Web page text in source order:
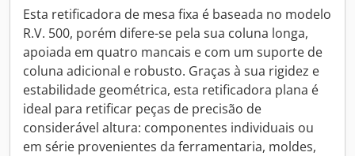
Esta retificadora de mesa fixa é baseada no modelo
R.V. 500, porém difere-se pela sua coluna longa,
apoiada em quatro mancais e com um suporte de
coluna adicional e robusto. Graças à sua rigidez e
estabilidade geométrica, esta retificadora plana é
ideal para retificar peças de precisão de
considerável altura: componentes individuais ou
em série provenientes da ferramentaria, moldes,